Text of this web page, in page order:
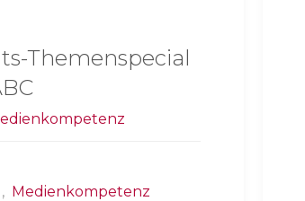
Themenspecial
, Medienkompetenz